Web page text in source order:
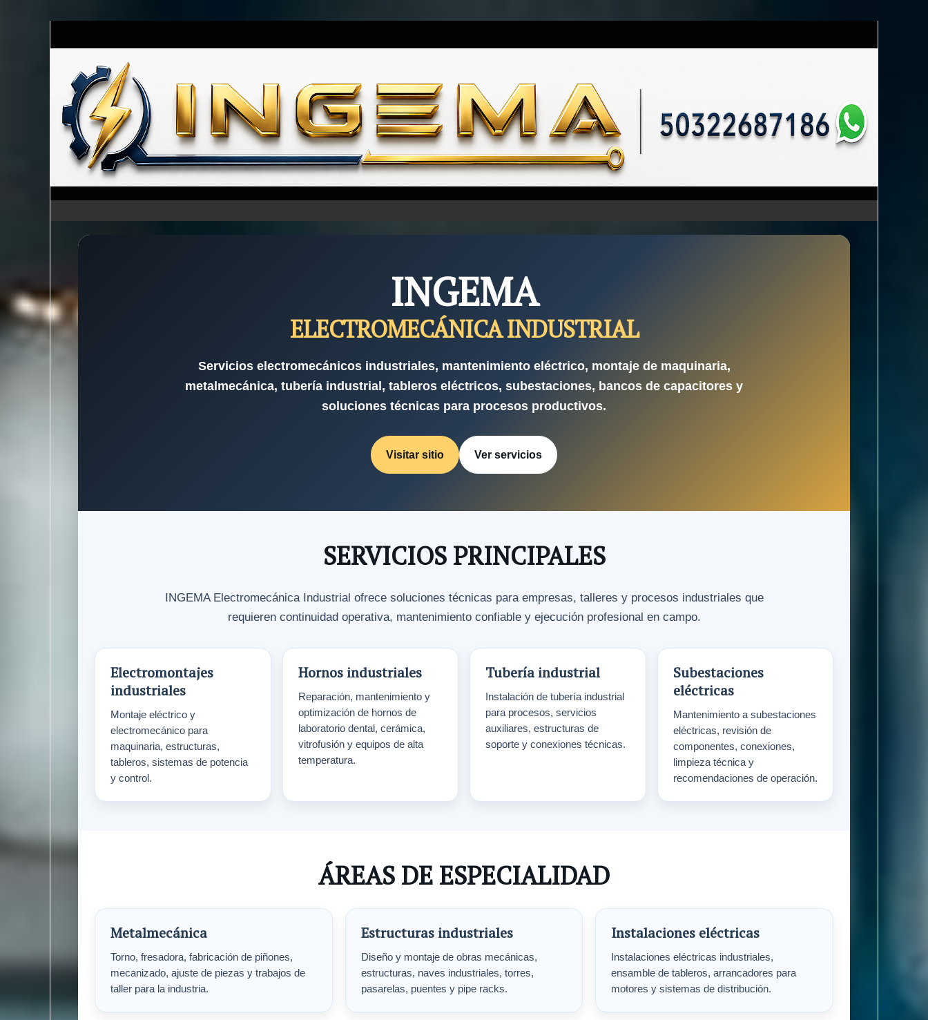
INGEMA
ELECTROMECÁNICA INDUSTRIAL
Servicios electromecánicos industriales, mantenimiento eléctrico, montaje de maquinaria,
metalmecánica, tubería industrial, tableros eléctricos, subestaciones, bancos de capacitores y
soluciones técnicas para procesos productivos.
Visitar sitio Ver servicios
SERVICIOS PRINCIPALES
INGEMA Electromecánica Industrial ofrece soluciones técnicas para empresas, talleres y procesos industriales que
requieren continuidad operativa, mantenimiento confiable y ejecución profesional en campo.
Electromontajes
industriales
Montaje eléctrico y
electromecánico para
maquinaria, estructuras,
tableros, sistemas de potencia
y control.
Hornos industriales
Reparación, mantenimiento y
optimización de hornos de
laboratorio dental, cerámica,
vitrofusión y equipos de alta
temperatura.
Tubería industrial
Instalación de tubería industrial
para procesos, servicios
auxiliares, estructuras de
soporte y conexiones técnicas.
Subestaciones
eléctricas
Mantenimiento a subestaciones
eléctricas, revisión de
componentes, conexiones,
limpieza técnica y
recomendaciones de operación.
ÁREAS DE ESPECIALIDAD
Metalmecánica
Torno, fresadora, fabricación de piñones,
mecanizado, ajuste de piezas y trabajos de
taller para la industria.
Estructuras industriales
Diseño y montaje de obras mecánicas,
estructuras, naves industriales, torres,
pasarelas, puentes y pipe racks.
Instalaciones eléctricas
Instalaciones eléctricas industriales,
ensamble de tableros, arrancadores para
motores y sistemas de distribución.